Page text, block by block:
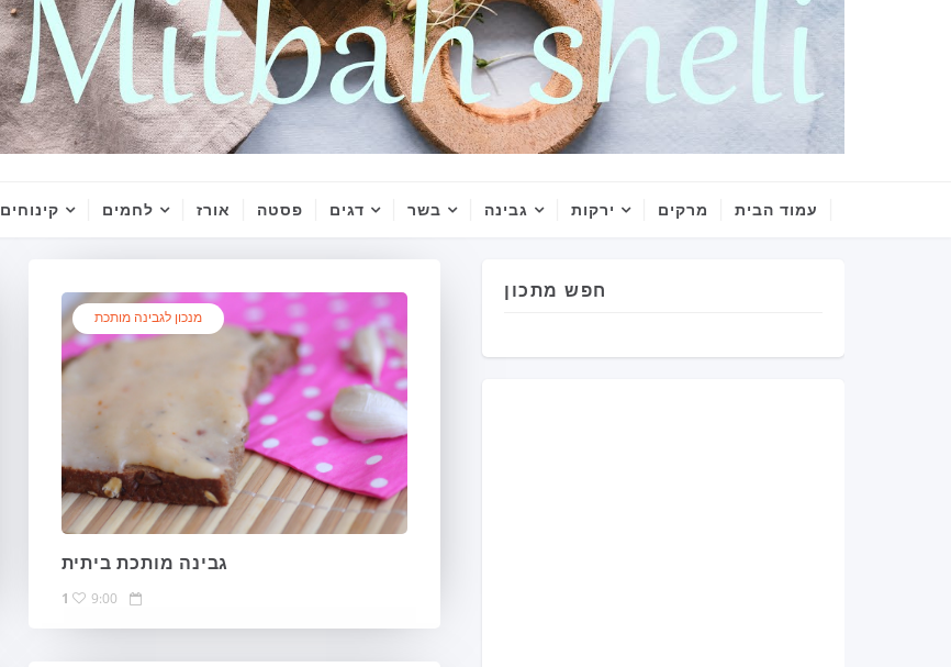
עמוד הבית מרקים ירקות גבינה בשר דגים פסטה אורז לחמים קינוחים
מנכון לגבינה מותכת
גבינה מותכת ביתית
9:00
1
חפש מתכון